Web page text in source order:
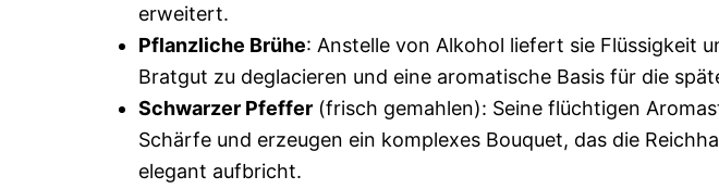
erweitert.
Pflanzliche Brühe: Anstelle von Alkohol liefert sie Flüssigkeit
Bratgut zu deglacieren und eine aromatische Basis für die
Schwarzer Pfeffer (frisch gemahlen): Seine flüchtigen
Schärfe und erzeugen ein komplexes Bouquet, das die
elegant aufbricht.